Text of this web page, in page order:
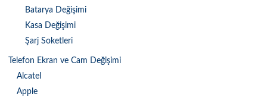
Batarya Değişimi
Kasa Değişimi
Şarj Soketleri
Telefon Ekran ve Cam Değişimi
Alcatel
Apple